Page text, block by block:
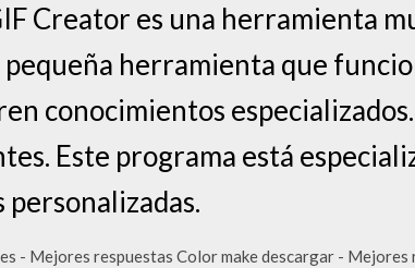
Creator es una herramienta
pequeña herramienta que
conocimientos
Este programa está
personalizadas.
- Mejores respuestas Color make descargar -